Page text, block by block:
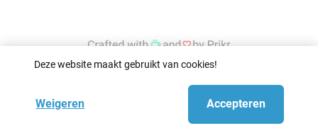
Deze website maakt gebruikt van cookies!
Weigeren Accepteren